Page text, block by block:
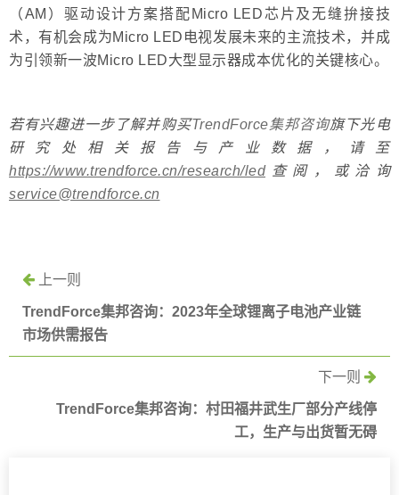
（AM）驱动设计方案搭配Micro LED芯片及无缝拚接技
术，有机会成为Micro LED电视发展未来的主流技术，并成
为引领新一波Micro LED大型显示器成本优化的关键核心。
若有兴趣进一步了解并购买TrendForce集邦咨询旗下光电
研究处相关报告与产业数据，请至
https://www.trendforce.cn/research/led查阅，或洽询
service@trendforce.cn
上一则
TrendForce集邦咨询：2023年全球锂离子电池产业链
市场供需报告
下一则
TrendForce集邦咨询：村田福井武生厂部分产线停
工，生产与出货暂无碍